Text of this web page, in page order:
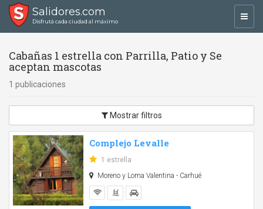
Salidores.com
Disfrutá cada ciudad al máximo
Cabañas 1 estrella con Parrilla, Patio y Se
aceptan mascotas
1 publicaciones
Mostrar filtros
Complejo Levalle
1 estrella
Moreno y Loma Valentina - Carhué